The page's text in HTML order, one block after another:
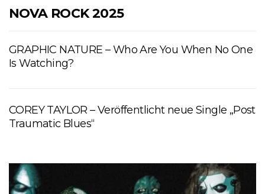
NOVA ROCK 2025
GRAPHIC NATURE – Who Are You When No One
Is Watching?
COREY TAYLOR – Veröffentlicht neue Single „Post
Traumatic Blues“